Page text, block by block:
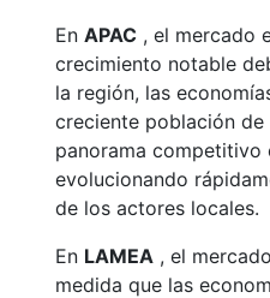
En APAC , el mercado
crecimiento notable
la región, las
creciente población de
panorama competitivo
evolucionando
de los actores locales.
En LAMEA , el
medida que las